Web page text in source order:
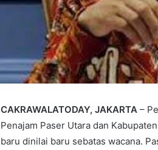
CAKRAWALATODAY, JAKARTA –
Penajam Paser Utara dan
baru dinilai baru sebatas wacana.